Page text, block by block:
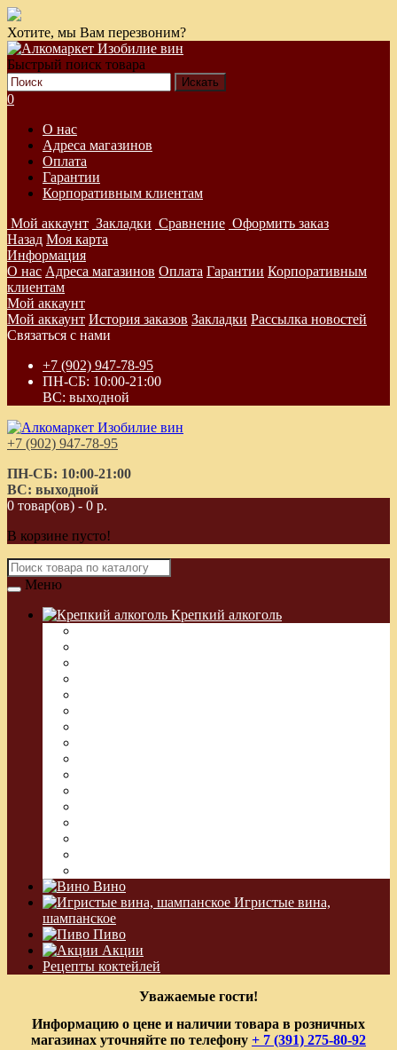
Хотите, мы Вам перезвоним?
Быстрый поиск товара
0
О нас
Адреса магазинов
Оплата
Гарантии
Корпоративным клиентам
Мой аккаунт Закладки Сравнение Оформить заказ
Назад Моя карта
Информация
О нас Адреса магазинов Оплата Гарантии Корпоративным
клиентам
Мой аккаунт
Мой аккаунт История заказов Закладки Рассылка новостей
Связаться с нами
+7 (902) 947-78-95
ПН-СБ: 10:00-21:00
ВС: выходной
+7 (902) 947-78-95
ПН-СБ: 10:00-21:00
ВС: выходной
0 товар(ов) - 0 р.
В корзине пусто!
Меню
Крепкий алкоголь
Вино
Игристые вина,
шампанское
Пиво
Акции
Рецепты коктейлей
Уважаемые гости!
Информацию о цене и наличии товара в розничных
магазинах уточняйте по телефону + 7 (391) 275-80-92